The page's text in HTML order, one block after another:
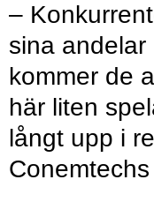
–
sina
kommer de
här liten
långt upp i